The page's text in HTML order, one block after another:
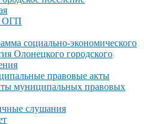
ОГП
социально-экономического
Олонецкого городского
правовые акты
муниципальных правовых
слушания